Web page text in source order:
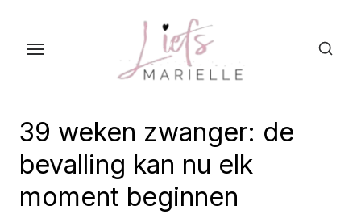
39 weken zwanger: de
bevalling kan nu elk
moment beginnen